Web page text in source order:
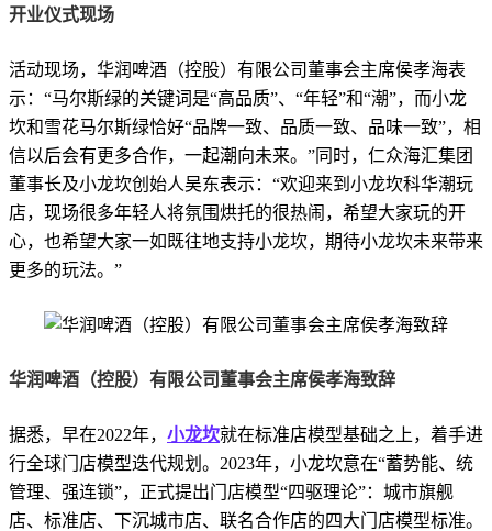
开业仪式现场
活动现场，华润啤酒（控股）有限公司董事会主席侯孝海表
示：“马尔斯绿的关键词是“高品质”、“年轻”和“潮”，而小龙
坎和雪花马尔斯绿恰好“品牌一致、品质一致、品味一致”，相
信以后会有更多合作，一起潮向未来。”同时，仁众海汇集团
董事长及小龙坎创始人吴东表示：“欢迎来到小龙坎科华潮玩
店，现场很多年轻人将氛围烘托的很热闹，希望大家玩的开
心，也希望大家一如既往地支持小龙坎，期待小龙坎未来带来
更多的玩法。”
华润啤酒（控股）有限公司董事会主席侯孝海致辞
据悉，早在2022年， 小龙坎就在标准店模型基础之上，着手进
行全球门店模型迭代规划。2023年，小龙坎意在“蓄势能、统
管理、强连锁”，正式提出门店模型“四驱理论”：城市旗舰
店、标准店、下沉城市店、联名合作店的四大门店模型标准。